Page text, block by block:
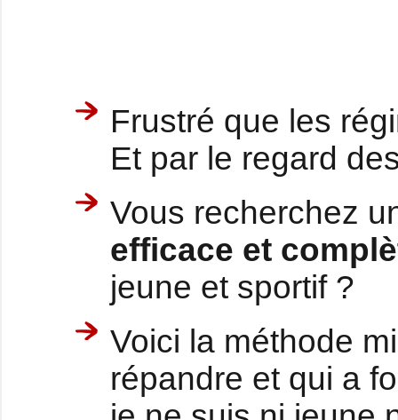
Frustré que les
Et par le regard
Vous recherchez
efficace et
jeune et sportif ?
Voici la méthode
répandre et qui a